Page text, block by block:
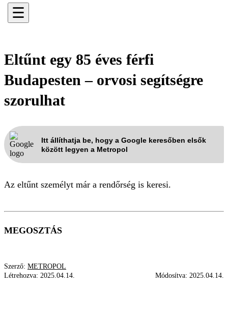
☰
Eltűnt egy 85 éves férfi
Budapesten – orvosi segítségre
szorulhat
Itt állíthatja be, hogy a Google keresőben elsők
között legyen a Metropol
Az eltűnt személyt már a rendőrség is keresi.
MEGOSZTÁS
Szerző: METROPOL
Létrehozva: 2025.04.14. Módosítva: 2025.04.14.